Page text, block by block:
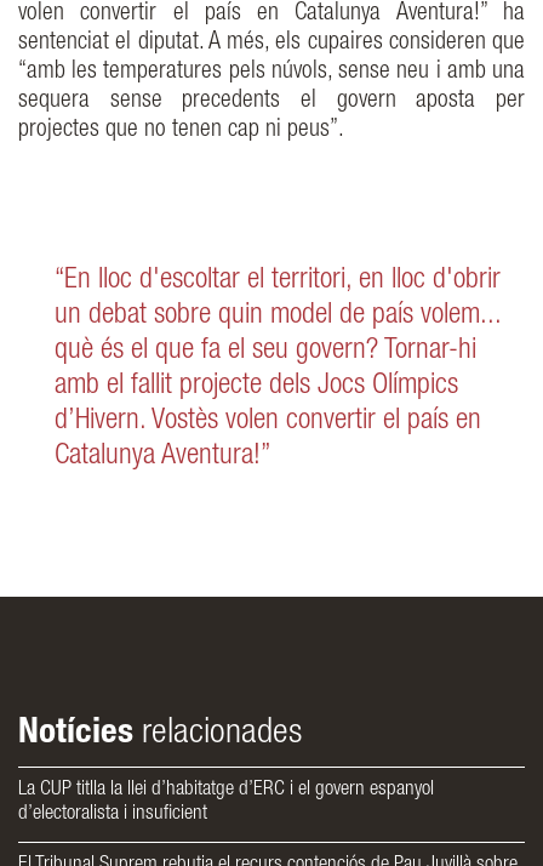
volen convertir el país en Catalunya Aventura!” ha
sentenciat el diputat. A més, els cupaires consideren que
“amb les temperatures pels núvols, sense neu i amb una
sequera sense precedents el govern aposta per
projectes que no tenen cap ni peus”.
“En lloc d'escoltar el territori, en lloc d'obrir
un debat sobre quin model de país volem...
què és el que fa el seu govern? Tornar-hi
amb el fallit projecte dels Jocs Olímpics
d’Hivern. Vostès volen convertir el país en
Catalunya Aventura!”
Notícies relacionades
La CUP titlla la llei d’habitatge d’ERC i el govern espanyol
d’electoralista i insuficient